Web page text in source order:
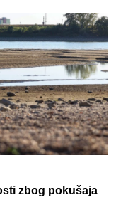
zbog pokušaja